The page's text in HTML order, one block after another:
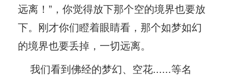
远离！”，你觉得放下那个空的境界也要放
下。刚才你们瞪着眼睛看，那个如梦如幻
的境界也要丢掉，一切远离。
我们看到佛经的梦幻、空花......等名